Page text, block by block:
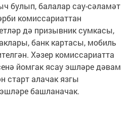
булып, балалар сау-сәламәт
комиссариаттан
дә призывник сумкасы,
банк картасы, мобиль
Хәзер комиссариатта
йомгак ясау эшләре дәвам
старт алачак язгы
башланачак.